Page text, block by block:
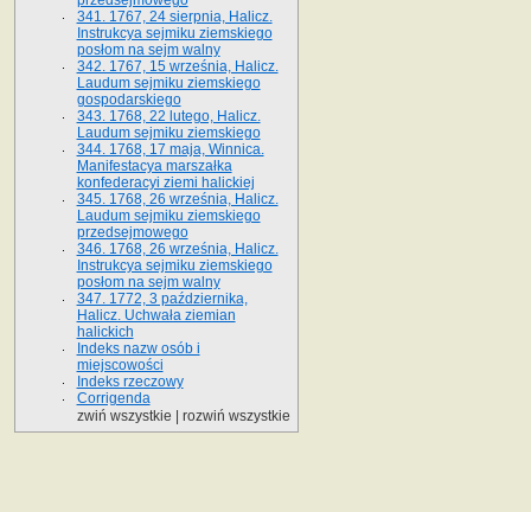
341. 1767, 24 sierpnia, Halicz.
Instrukcya sejmiku ziemskiego
posłom na sejm walny
342. 1767, 15 września, Halicz.
Laudum sejmiku ziemskiego
gospodarskiego
343. 1768, 22 lutego, Halicz.
Laudum sejmiku ziemskiego
344. 1768, 17 maja, Winnica.
Manifestacya marszałka
konfederacyi ziemi halickiej
345. 1768, 26 września, Halicz.
Laudum sejmiku ziemskiego
przedsejmowego
346. 1768, 26 września, Halicz.
Instrukcya sejmiku ziemskiego
posłom na sejm walny
347. 1772, 3 października,
Halicz. Uchwała ziemian
halickich
Indeks nazw osób i
miejscowości
Indeks rzeczowy
Corrigenda
zwiń wszystkie
rozwiń wszystkie